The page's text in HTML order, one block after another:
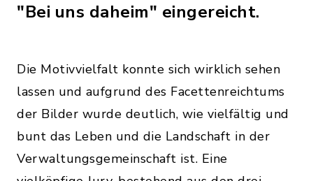
"Bei uns daheim" eingereicht.
Die Motivvielfalt konnte sich wirklich sehen
lassen und aufgrund des Facettenreichtums
der Bilder wurde deutlich, wie vielfältig und
bunt das Leben und die Landschaft in der
Verwaltungsgemeinschaft ist. Eine